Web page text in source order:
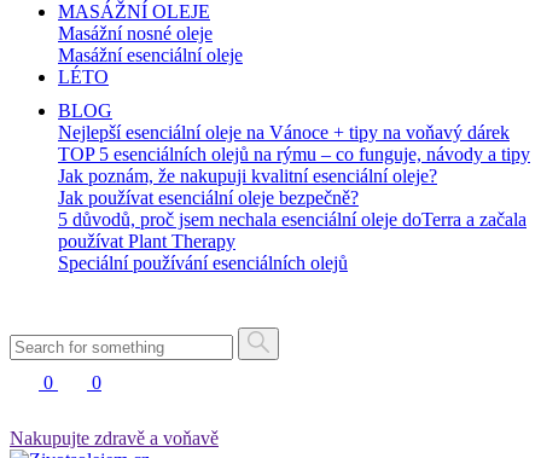
MASÁŽNÍ OLEJE
Masážní nosné oleje
Masážní esenciální oleje
LÉTO
BLOG
Nejlepší esenciální oleje na Vánoce + tipy na voňavý dárek
TOP 5 esenciálních olejů na rýmu – co funguje, návody a tipy
Jak poznám, že nakupuji kvalitní esenciální oleje?
Jak používat esenciální oleje bezpečně?
5 důvodů, proč jsem nechala esenciální oleje doTerra a začala
používat Plant Therapy
Speciální používání esenciálních olejů
0 0
Nakupujte zdravě a voňavě